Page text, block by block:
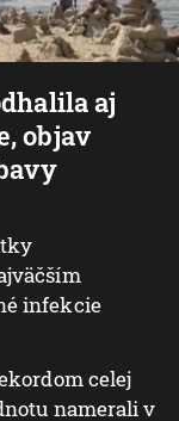
aj
objav
infekcie
celej
namerali v